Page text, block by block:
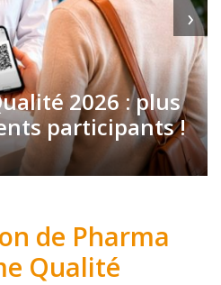
2026 : plus
participants !
›
de Pharma
Qualité